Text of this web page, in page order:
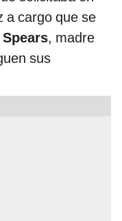
a cargo que se
, madre
sus